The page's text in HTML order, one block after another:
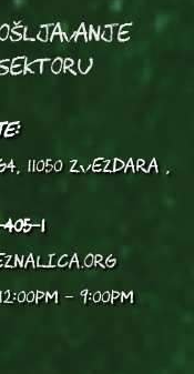
11050 Zvezdara ,
405-1
- 9:00PM